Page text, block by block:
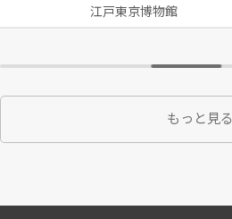
江戸東京博物館
もっと見る